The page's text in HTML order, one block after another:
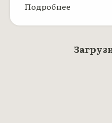
Подробнее